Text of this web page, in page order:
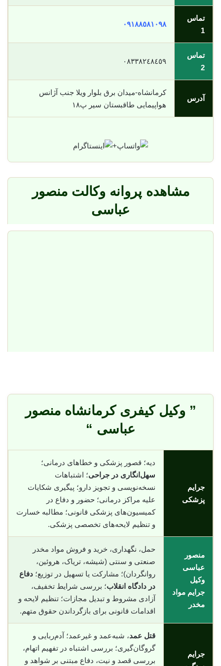
تماس
1
٠٩١٨٨٥٨١٠٩٨
تماس
2
٠٨٣٣٨٢٤٨٤٥٩
آدرس
کرمانشاه-میدان برق بلوار ویلا جنب آژانس
هواپیمایی طاقبستان سیر پ١٨
+
مشاهده پروانه وکالت منصور
عباسی
” وکیل کیفری کرمانشاه منصور
عباسی “
جرایم
پزشکی
دیه؛ قصور پزشکی و خطاهای درمانی؛
سهل‌انگاری در جراحی؛ اشتباهات
نسخه‌نویسی و تجویز دارو؛ پیگیری شکایات
علیه مراکز درمانی؛ حضور و دفاع در
کمیسیون‌های پزشکی قانونی؛ مطالبه خسارت
و تنظیم لایحه‌های تخصصی پزشکی.
منصور
عباسی
وکیل
جرایم مواد
مخدر
حمل، نگهداری، خرید و فروش مواد مخدر
صنعتی و سنتی (شیشه، تریاک، هروئین،
روانگردان)؛ مشارکت یا تسهیل در توزیع؛ دفاع
در دادگاه انقلاب؛ بررسی شرایط تخفیف،
آزادی مشروط و تبدیل مجازات؛ تنظیم لایحه و
اقدامات قانونی برای بازگرداندن حقوق متهم.
جرایم
قتل عمد، شبه‌عمد و غیرعمد؛ آدم‌ربایی و
گروگان‌گیری؛ بررسی اشتباه در تفهیم اتهام،
بررسی قصد و نیت، دفاع مبتنی بر شواهد و